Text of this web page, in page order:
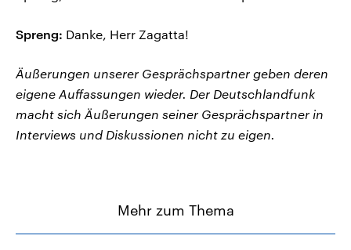
Spreng: Danke, Herr Zagatta!
Äußerungen unserer Gesprächspartner geben deren
eigene Auffassungen wieder. Der Deutschlandfunk
macht sich Äußerungen seiner Gesprächspartner in
Interviews und Diskussionen nicht zu eigen.
Mehr zum Thema